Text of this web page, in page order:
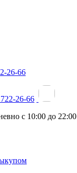
26-66
26-66
с 10:00 до 22:00